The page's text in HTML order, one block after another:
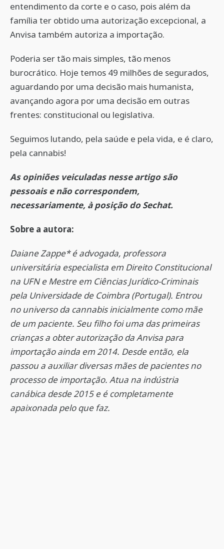
entendimento da corte e o caso, pois além da
família ter obtido uma autorização excepcional, a
Anvisa também autoriza a importação.
Poderia ser tão mais simples, tão menos
burocrático. Hoje temos 49 milhões de segurados,
aguardando por uma decisão mais humanista,
avançando agora por uma decisão em outras
frentes: constitucional ou legislativa.
Seguimos lutando, pela saúde e pela vida, e é claro,
pela cannabis!
As opiniões veiculadas nesse artigo são
pessoais e não correspondem,
necessariamente, à posição do Sechat.
Sobre a autora:
Daiane Zappe* é advogada, professora
universitária especialista em Direito Constitucional
na UFN e Mestre em Ciências Jurídico-Criminais
pela Universidade de Coimbra (Portugal). Entrou
no universo da cannabis inicialmente como mãe
de um paciente. Seu filho foi uma das primeiras
crianças a obter autorização da Anvisa para
importação ainda em 2014. Desde então, ela
passou a auxiliar diversas mães de pacientes no
processo de importação. Atua na indústria
canábica desde 2015 e é completamente
apaixonada pelo que faz.